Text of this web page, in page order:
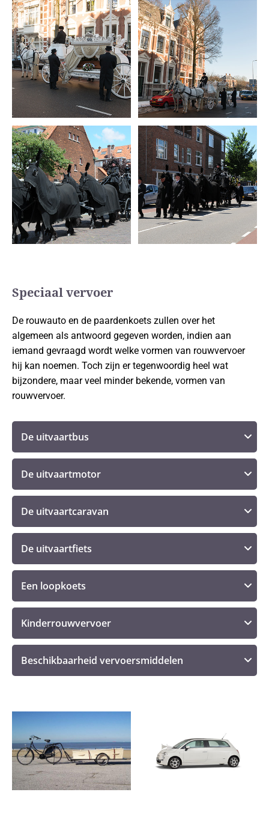
Speciaal vervoer
De rouwauto en de paardenkoets zullen over het
algemeen als antwoord gegeven worden, indien aan
iemand gevraagd wordt welke vormen van rouwvervoer
hij kan noemen. Toch zijn er tegenwoordig heel wat
bijzondere, maar veel minder bekende, vormen van
rouwvervoer.
De uitvaartbus
De uitvaartmotor
De uitvaartcaravan
De uitvaartfiets
Een loopkoets
Kinderrouwvervoer
Beschikbaarheid vervoersmiddelen